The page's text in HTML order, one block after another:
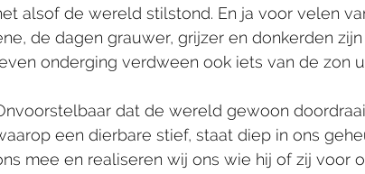
alsof de wereld stilstond. En ja voor velen
de dagen grauwer, grijzer en donkerden
onderging verdween ook iets van de zon
dat de wereld gewoon
een dierbare stief, staat diep in ons
mee en realiseren wij ons wie hij of zij voor